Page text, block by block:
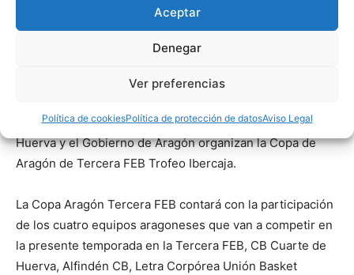
Aceptar
Denegar
Ver preferencias
Política de cookiesPolítica de protección de datosAviso Legal
colaboración de Ibercaja, el Ayuntamiento de Cuarte de
Huerva y el Gobierno de Aragón organizan la Copa de
Aragón de Tercera FEB Trofeo Ibercaja.
La Copa Aragón Tercera FEB contará con la participación
de los cuatro equipos aragoneses que van a competir en
la presente temporada en la Tercera FEB, CB Cuarte de
Huerva, Alfindén CB, Letra Corpórea Unión Basket